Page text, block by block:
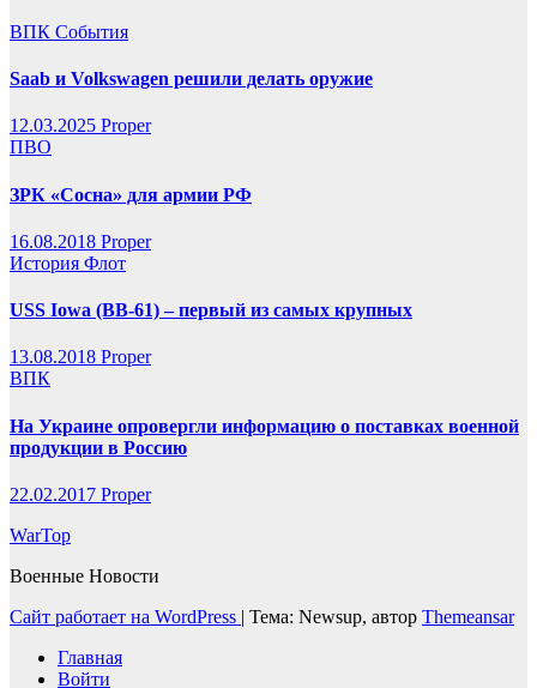
ВПК События
Saab и Volkswagen решили делать оружие
12.03.2025 Proper
ПВО
ЗРК «Сосна» для армии РФ
16.08.2018 Proper
История Флот
USS Iowa (BB-61) – первый из самых крупных
13.08.2018 Proper
ВПК
На Украине опровергли информацию о поставках военной
продукции в Россию
22.02.2017 Proper
WarTop
Военные Новости
Сайт работает на WordPress | Тема: Newsup, автор Themeansar
Главная
Войти